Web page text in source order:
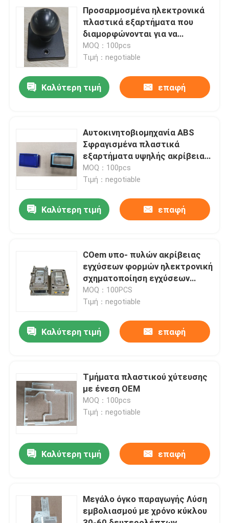
Βίντεο
Σχετικά με εμάς
Ποιοτικός έλεγχος
Ζητήστε ένα απόσπασμα
εξαρτήματα χυτευμένα με έγχυση
Σχηματοποίηση εγχύσεων ακρίβειας
Προσαρμοσμένα ηλεκτρονικά
πλαστικά εξαρτήματα που
διαμορφώνονται για να
ανταποκρίνονται στις
απαιτήσεις της βιομηχανίας
MOQ：100pcs
Τιμή：negotiable
Καλύτερη τιμή επαφή
Αυτοκινητοβιομηχανία ABS
Σφραγισμένα πλαστικά
εξαρτήματα υψηλής ακρίβειας
Ανεκτικότητα προσαρμοσμένη
MOQ：100pcs
Τιμή：negotiable
Καλύτερη τιμή επαφή
COem υπο- πυλών ακρίβειας
εγχύσεων φορμών ηλεκτρονική
σχηματοποίηση εγχύσεων
προϊόντων πλαστική
MOQ：100PCS
Τιμή：negotiable
Καλύτερη τιμή επαφή
Τμήματα πλαστικού χύτευσης
με ένεση OEM
MOQ：100pcs
Τιμή：negotiable
Καλύτερη τιμή επαφή
Μεγάλο όγκο παραγωγής Λύση
εμβολιασμού με χρόνο κύκλου